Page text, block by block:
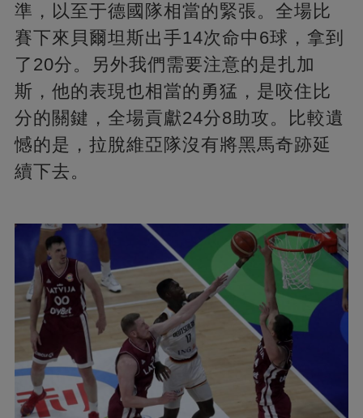
準，以至于德國隊相當的緊張。全場比
賽下來貝爾坦斯出手14次命中6球，拿到
了20分。另外我們需要注意的是扎加
斯，他的表現也相當的勇猛，是咬住比
分的關鍵，全場貢獻24分8助攻。比較遺
憾的是，拉脫維亞隊沒有將黑馬奇跡延
續下去。